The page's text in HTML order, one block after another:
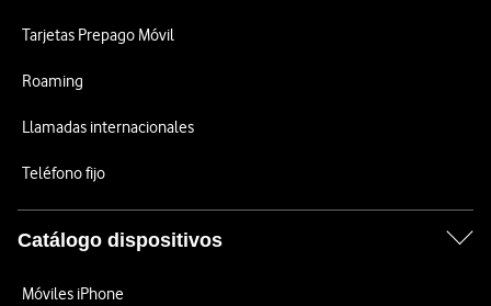
Tarjetas Prepago Móvil
Roaming
Llamadas internacionales
Teléfono fijo
Catálogo dispositivos
Móviles iPhone